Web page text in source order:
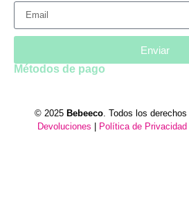
Enviar
Métodos de pago
© 2025 Bebeeco. Todos los derechos
Devoluciones
Política de Privacidad